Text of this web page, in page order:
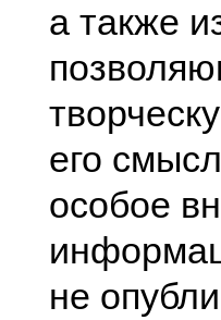
а также
его
особое
не